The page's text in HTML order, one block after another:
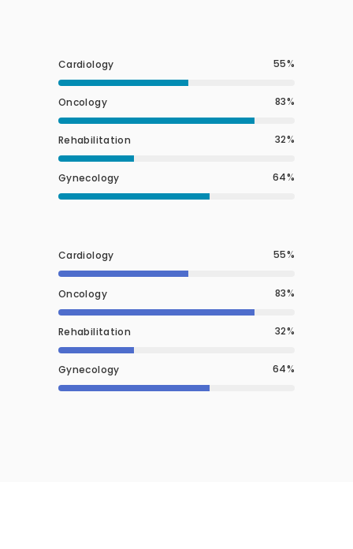
Cardiology 55
Oncology 83
Rehabilitation 32
Gynecology 64
Cardiology 55
Oncology 83
Rehabilitation 32
Gynecology 64